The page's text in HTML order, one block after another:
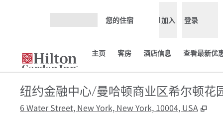
您的住宿 加入 登录
主页 客房 酒店信息 查看最新优
纽约金融中心/曼哈顿商业区希尔顿花
6 Water Street, New York, New York, 10004, USA
,